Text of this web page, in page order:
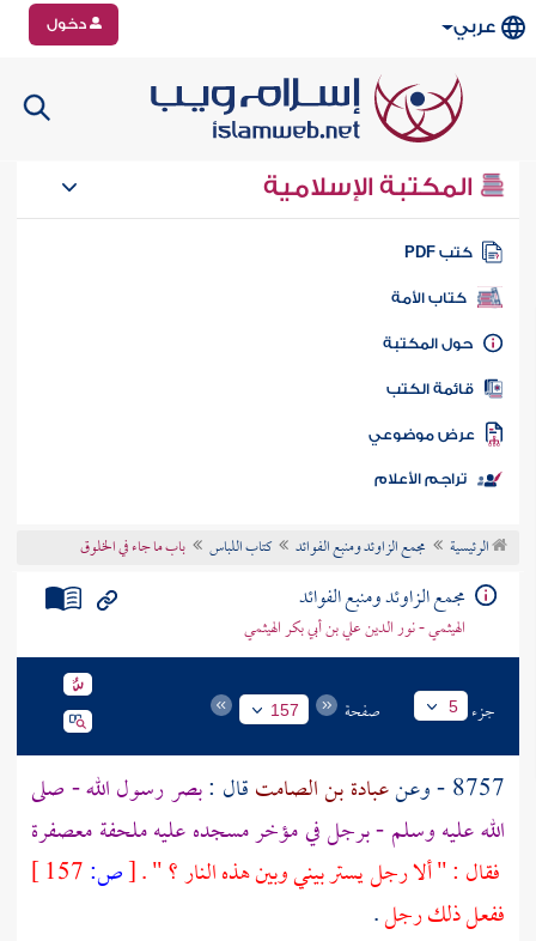
عربي دخول
المكتبة الإسلامية
كتب PDF
كتاب الأمة
المكتبة
الكتب
موضوعي
تراجم الأعلام
الرئيسية مجمع الزاوئد ومنبع الفوائد كتاب اللباس باب ما جاء في الخلوق
مجمع الزاوئد ومنبع الفوائد
الهيثمي - نور الدين علي بن أبي بكر الهيثمي
جزء 5 صفحة 157
8757 - وعن عبادة بن الصامتقال :بصر رسول الله - صلى
الله عليه وسلم - برجل في مؤخر مسجده عليه ملحفة معصفرة
فقال : " ألا رجل يستر بيني وبين هذه النار ؟ " .[ص:
ففعل ذلك رجل.